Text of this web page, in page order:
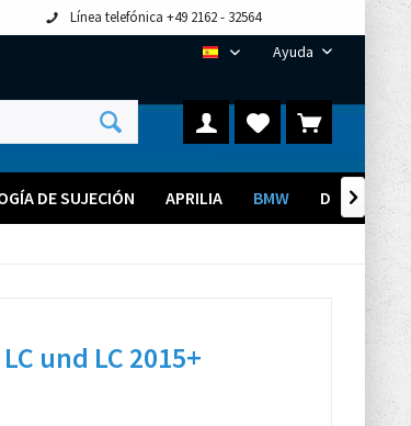
Línea telefónica +49 2162 - 32564
ES Ayuda
DE SUJECIÓN APRILIA BMW DUCATI

und LC 2015+